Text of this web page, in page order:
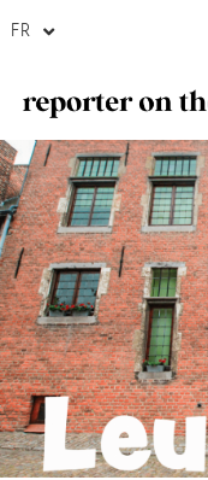
FR